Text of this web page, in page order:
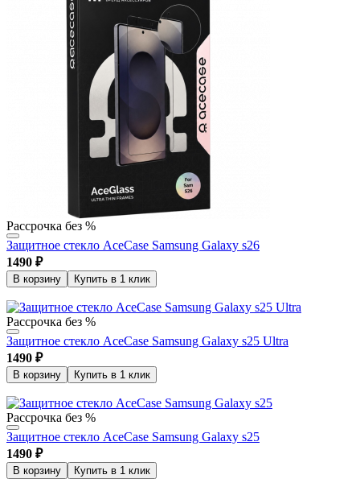
Рассрочка без %
Защитное стекло AceCase Samsung Galaxy s26
1490 ₽
В корзину Купить в 1 клик
Рассрочка без %
Защитное стекло AceCase Samsung Galaxy s25 Ultra
1490 ₽
В корзину Купить в 1 клик
Рассрочка без %
Защитное стекло AceCase Samsung Galaxy s25
1490 ₽
В корзину Купить в 1 клик